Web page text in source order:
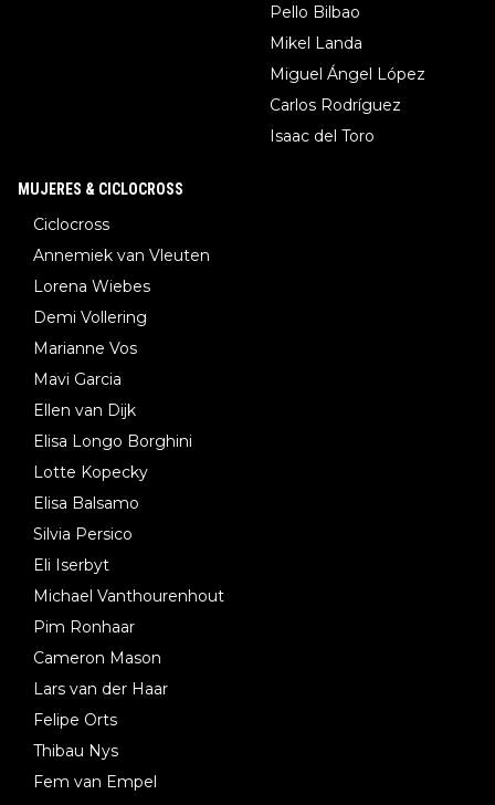
Pello Bilbao
Mikel Landa
Miguel Ángel López
Carlos Rodríguez
Isaac del Toro
MUJERES & CICLOCROSS
Ciclocross
Annemiek van Vleuten
Lorena Wiebes
Demi Vollering
Marianne Vos
Mavi Garcia
Ellen van Dijk
Elisa Longo Borghini
Lotte Kopecky
Elisa Balsamo
Silvia Persico
Eli Iserbyt
Michael Vanthourenhout
Pim Ronhaar
Cameron Mason
Lars van der Haar
Felipe Orts
Thibau Nys
Fem van Empel